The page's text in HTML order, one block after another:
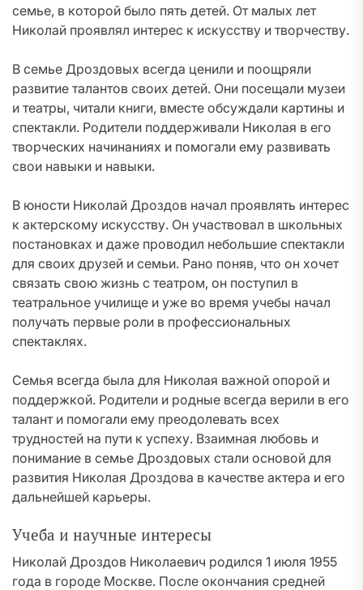
семье, в которой было пять детей. От малых лет
Николай проявлял интерес к искусству и творчеству.
В семье Дроздовых всегда ценили и поощряли
развитие талантов своих детей. Они посещали музеи
и театры, читали книги, вместе обсуждали картины и
спектакли. Родители поддерживали Николая в его
творческих начинаниях и помогали ему развивать
свои навыки и навыки.
В юности Николай Дроздов начал проявлять интерес
к актерскому искусству. Он участвовал в школьных
постановках и даже проводил небольшие спектакли
для своих друзей и семьи. Рано поняв, что он хочет
связать свою жизнь с театром, он поступил в
театральное училище и уже во время учебы начал
получать первые роли в профессиональных
спектаклях.
Семья всегда была для Николая важной опорой и
поддержкой. Родители и родные всегда верили в его
талант и помогали ему преодолевать всех
трудностей на пути к успеху. Взаимная любовь и
понимание в семье Дроздовых стали основой для
развития Николая Дроздова в качестве актера и его
дальнейшей карьеры.
Учеба и научные интересы
Николай Дроздов Николаевич родился 1 июля 1955
года в городе Москве. После окончания средней